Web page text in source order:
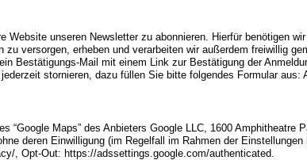
Website unseren Newsletter zu abonnieren. Hierfür benötigen
versorgen, erheben und verarbeiten wir außerdem freiwillig
Bestätigungs-Mail mit einem Link zur Bestätigung der
stornieren, dazu füllen Sie bitte folgendes Formular
“Google Maps” des Anbieters Google LLC, 1600
deren Einwilligung (im Regelfall im Rahmen der
, Opt-Out: https://adssettings.google.com/authenticated.